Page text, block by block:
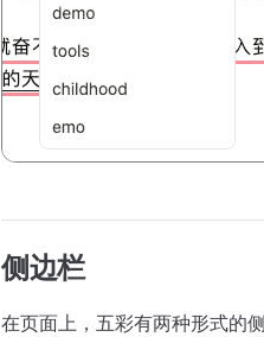
侧边栏
在页面上，五彩有两种形式的